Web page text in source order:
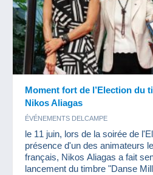
Moment fort de l’Election du
Nikos Aliagas
ÉVÉNEMENTS DELCAMPE
le 11 juin, lors de la soirée de
présence d'un des animateurs
français, Nikos Aliagas a fait
lancement du timbre "Danse